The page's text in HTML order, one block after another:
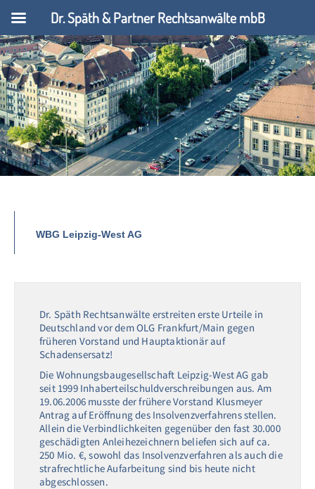
WBG Leipzig-West AG
Dr. Späth Rechtsanwälte erstreiten erste Urteile in
Deutschland vor dem OLG Frankfurt/Main gegen
früheren Vorstand und Hauptaktionär auf
Schadensersatz!
Die Wohnungsbaugesellschaft Leipzig-West AG gab
seit 1999 Inhaberteilschuldverschreibungen aus. Am
19.06.2006 musste der frühere Vorstand Klusmeyer
Antrag auf Eröffnung des Insolvenzverfahrens stellen.
Allein die Verbindlichkeiten gegenüber den fast 30.000
geschädigten Anleihezeichnern beliefen sich auf ca.
250 Mio. €, sowohl das Insolvenzverfahren als auch die
strafrechtliche Aufarbeitung sind bis heute nicht
abgeschlossen.
Dr. Späth & Partner Rechtsanwälte mbB